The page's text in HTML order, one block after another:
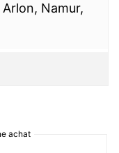
Namur,
achat